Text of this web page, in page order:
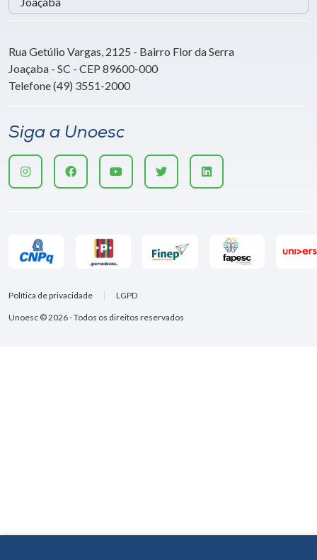
Rua Getúlio Vargas, 2125 - Bairro Flor da Serra
Joaçaba - SC - CEP 89600-000
Telefone (49) 3551-2000
Siga a Unoesc
Unoesc © 2026 - Todos os direitos reservados
Política de privacidade LGPD